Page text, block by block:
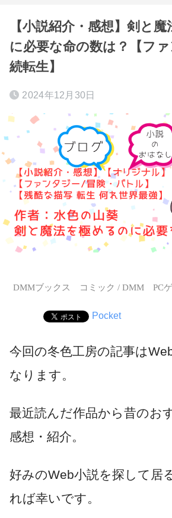
【小説紹介・感想】剣と
に必要な命の数は？【フ
続転生】
2024年12月30日
DMMブックス コミック / DMM PCゲ
Pocket
今回の冬色工房の記事は
なります。
最近読んだ作品から昔のお
感想・紹介。
好みのWeb小説を探して居
れば幸いです。